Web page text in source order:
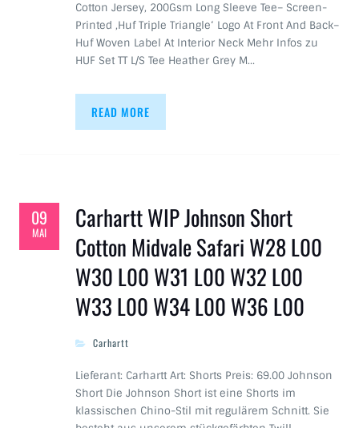
Cotton Jersey, 200Gsm Long Sleeve Tee– Screen-
Printed ‚Huf Triple Triangle‘ Logo At Front And Back–
Huf Woven Label At Interior Neck Mehr Infos zu
HUF Set TT L/S Tee Heather Grey M…
READ MORE
09
MAI
Carhartt WIP Johnson Short
Cotton Midvale Safari W28 L00
W30 L00 W31 L00 W32 L00
W33 L00 W34 L00 W36 L00
Carhartt
Lieferant: Carhartt Art: Shorts Preis: 69.00 Johnson
Short Die Johnson Short ist eine Shorts im
klassischen Chino-Stil mit regulärem Schnitt. Sie